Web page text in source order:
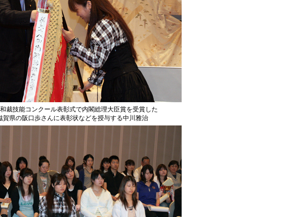
裁技能コンクール表彰式で内閣総理大臣賞を受賞した
賀県の阪口歩さんに表彰状などを授与する中川雅治